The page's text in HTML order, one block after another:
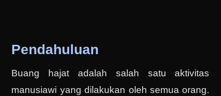
Pendahuluan
Buang hajat adalah salah satu aktivitas
manusiawi yang dilakukan oleh semua orang.